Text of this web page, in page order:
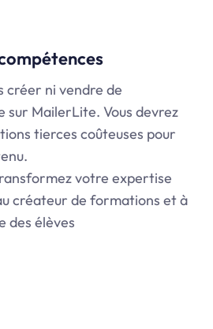
créer ni vendre de
sur MailerLite. Vous devrez
tierces coûteuses pour
votre expertise
créateur de formations et à
des élèves